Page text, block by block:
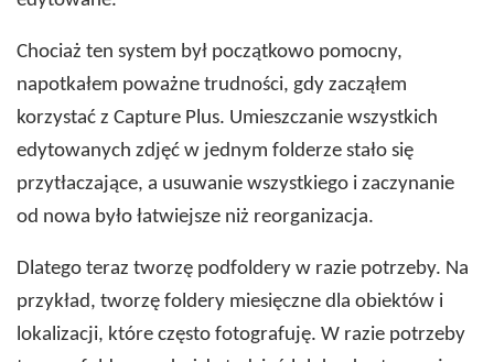
Chociaż ten system był początkowo pomocny,
napotkałem poważne trudności, gdy zacząłem
korzystać z Capture Plus. Umieszczanie wszystkich
edytowanych zdjęć w jednym folderze stało się
przytłaczające, a usuwanie wszystkiego i zaczynanie
od nowa było łatwiejsze niż reorganizacja.
Dlatego teraz tworzę podfoldery w razie potrzeby. Na
przykład, tworzę foldery miesięczne dla obiektów i
lokalizacji, które często fotografuję. W razie potrzeby